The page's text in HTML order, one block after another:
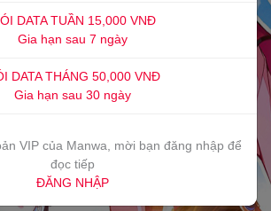
DATA TUẦN 15,000 VNĐ
Gia hạn sau 7 ngày
DATA THÁNG 50,000 VNĐ
Gia hạn sau 30 ngày
VIP của Manwa, mời bạn đăng nhập để
đọc tiếp
ĐĂNG NHẬP